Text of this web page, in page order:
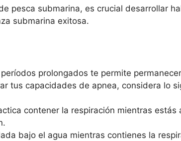
pesca submarina, es crucial desarrollar
submarina exitosa.
prolongados te permite
tus capacidades de apnea, considera lo
contener la respiración mientras
bajo el agua mientras contienes la